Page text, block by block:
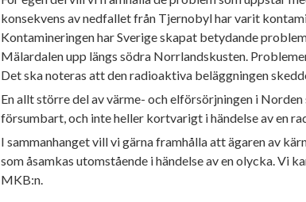
konsekvens av nedfallet från Tjernobyl har varit
Kontamineringen har Sverige skapat betydande
Mälardalen upp längs södra Norrlandskusten.
Det ska noteras att den radioaktiva beläggningen
En allt större del av värme- och elförsörjningen i
försumbart, och inte heller kortvarigt i händelse av en
I sammanhanget vill vi gärna framhålla att ägaren av
som åsamkas utomstående i händelse av en olycka. Vi
MKB:n.